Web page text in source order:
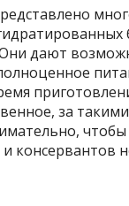
дают
за
чтобы
консервантов